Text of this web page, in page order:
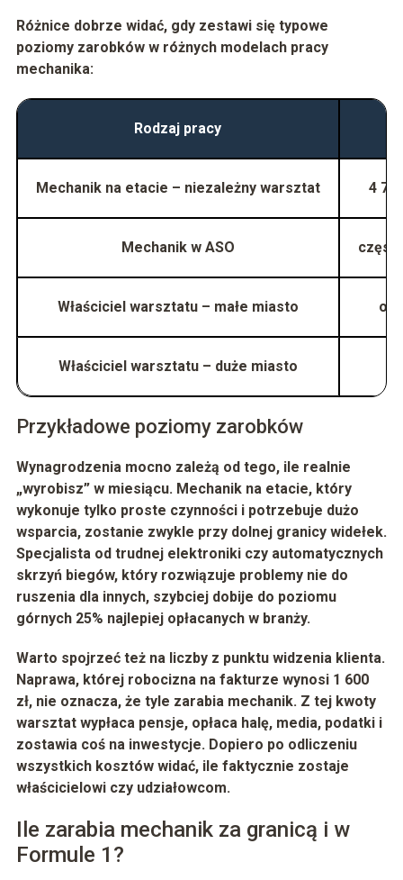
Różnice dobrze widać, gdy zestawi się typowe
poziomy zarobków w różnych modelach pracy
mechanika:
Rodzaj pracy
Mechanik na etacie – niezależny warsztat 4
Mechanik w ASO
Właściciel warsztatu – małe miasto ok.
Właściciel warsztatu – duże miasto
Przykładowe poziomy zarobków
Wynagrodzenia mocno zależą od tego, ile realnie
„wyrobisz” w miesiącu. Mechanik na etacie, który
wykonuje tylko proste czynności i potrzebuje dużo
wsparcia, zostanie zwykle przy dolnej granicy widełek.
Specjalista od trudnej elektroniki czy automatycznych
skrzyń biegów, który rozwiązuje problemy nie do
ruszenia dla innych, szybciej dobije do poziomu
górnych 25% najlepiej opłacanych w branży.
Warto spojrzeć też na liczby z punktu widzenia klienta.
Naprawa, której robocizna na fakturze wynosi 1 600
zł, nie oznacza, że tyle zarabia mechanik. Z tej kwoty
warsztat wypłaca pensje, opłaca halę, media, podatki i
zostawia coś na inwestycje. Dopiero po odliczeniu
wszystkich kosztów widać, ile faktycznie zostaje
właścicielowi czy udziałowcom.
Ile zarabia mechanik za granicą i w
Formule 1?